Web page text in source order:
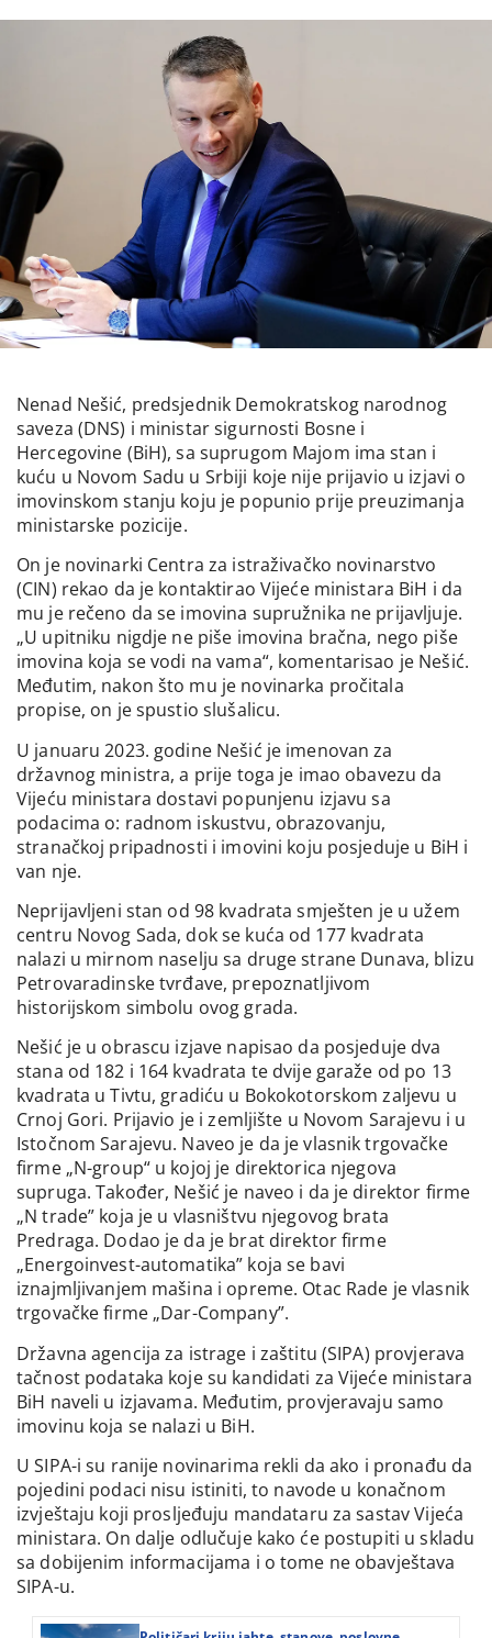
Nenad Nešić, predsjednik Demokratskog narodnog
saveza (DNS) i ministar sigurnosti Bosne i
Hercegovine (BiH), sa suprugom Majom ima stan i
kuću u Novom Sadu u Srbiji koje nije prijavio u izjavi o
imovinskom stanju koju je popunio prije preuzimanja
ministarske pozicije.
On je novinarki Centra za istraživačko novinarstvo
(CIN) rekao da je kontaktirao Vijeće ministara BiH i da
mu je rečeno da se imovina supružnika ne prijavljuje.
„U upitniku nigdje ne piše imovina bračna, nego piše
imovina koja se vodi na vama“, komentarisao je Nešić.
Međutim, nakon što mu je novinarka pročitala
propise, on je spustio slušalicu.
U januaru 2023. godine Nešić je imenovan za
državnog ministra, a prije toga je imao obavezu da
Vijeću ministara dostavi popunjenu izjavu sa
podacima o: radnom iskustvu, obrazovanju,
stranačkoj pripadnosti i imovini koju posjeduje u BiH i
van nje.
Neprijavljeni stan od 98 kvadrata smješten je u užem
centru Novog Sada, dok se kuća od 177 kvadrata
nalazi u mirnom naselju sa druge strane Dunava, blizu
Petrovaradinske tvrđave, prepoznatljivom
historijskom simbolu ovog grada.
Nešić je u obrascu izjave napisao da posjeduje dva
stana od 182 i 164 kvadrata te dvije garaže od po 13
kvadrata u Tivtu, gradiću u Bokokotorskom zaljevu u
Crnoj Gori. Prijavio je i zemljište u Novom Sarajevu i u
Istočnom Sarajevu. Naveo je da je vlasnik trgovačke
firme „N-group“ u kojoj je direktorica njegova
supruga. Također, Nešić je naveo i da je direktor firme
„N trade” koja je u vlasništvu njegovog brata
Predraga. Dodao je da je brat direktor firme
„Energoinvest-automatika” koja se bavi
iznajmljivanjem mašina i opreme. Otac Rade je vlasnik
trgovačke firme „Dar-Company”.
Državna agencija za istrage i zaštitu (SIPA) provjerava
tačnost podataka koje su kandidati za Vijeće ministara
BiH naveli u izjavama. Međutim, provjeravaju samo
imovinu koja se nalazi u BiH.
U SIPA-i su ranije novinarima rekli da ako i pronađu da
pojedini podaci nisu istiniti, to navode u konačnom
izvještaju koji prosljeđuju mandataru za sastav Vijeća
ministara. On dalje odlučuje kako će postupiti u skladu
sa dobijenim informacijama i o tome ne obavještava
SIPA-u.